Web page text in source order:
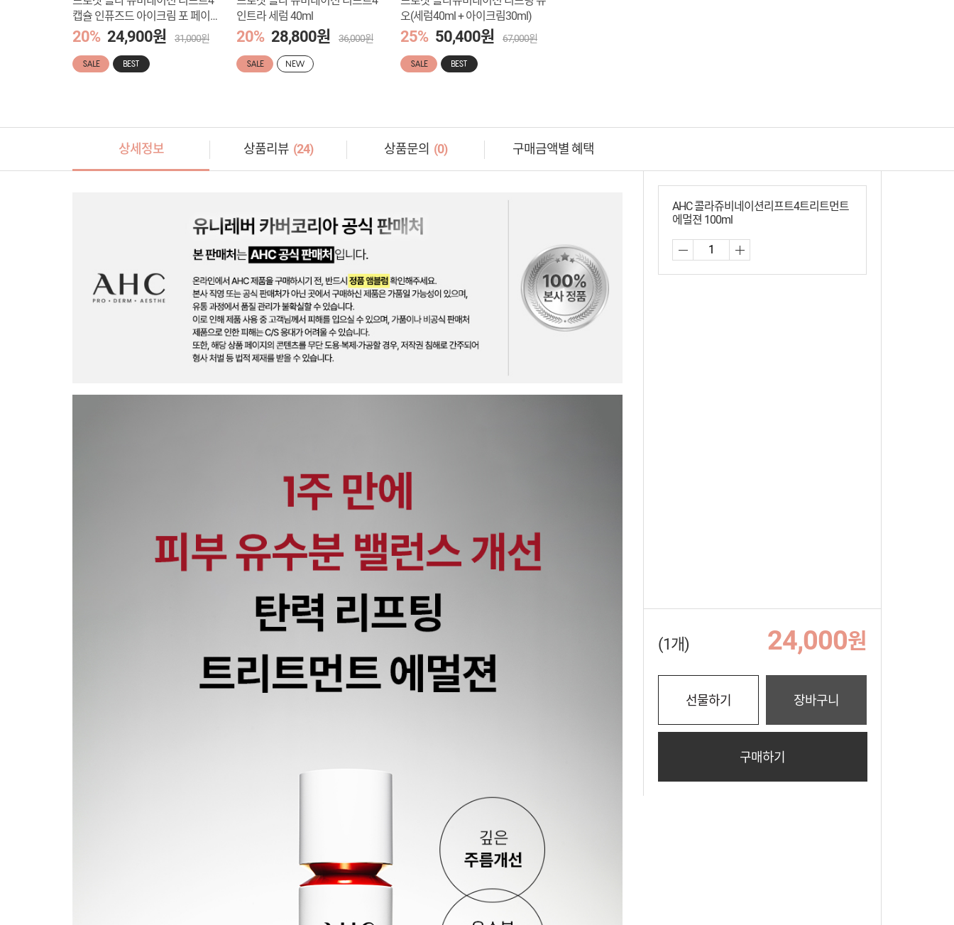
캡슐 인퓨즈드 아이크림 포 페이스
30ml
20% 24,900원 31,000원
SALE BEST
인트라 세럼 40ml
20% 28,800원 36,000원
SALE NEW
오(세럼40ml + 아이크림30ml)
25% 50,400원 67,000원
SALE BEST
상세정보 상품리뷰 (24) 상품문의 (0) 구매금액별 혜택
AHC 콜라쥬비네이션리프트4트리트먼트
에멀젼 100ml
(1개) 24,000원
선물하기 장바구니
구매하기